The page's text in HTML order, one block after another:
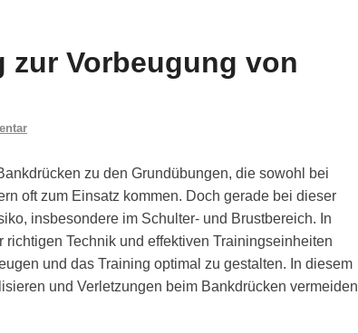
zur Vorbeugung von
zu den Grundübungen, die sowohl bei
oft zum Einsatz kommen. Doch gerade bei dieser
insbesondere im Schulter- und Brustbereich. In
Technik und effektiven Trainingseinheiten
und das Training optimal zu gestalten. In diesem
und Verletzungen beim Bankdrücken vermeiden